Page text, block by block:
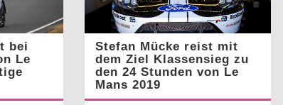
bei
Le
Stefan Mücke reist mit
dem Ziel Klassensieg zu
den 24 Stunden von Le
Mans 2019